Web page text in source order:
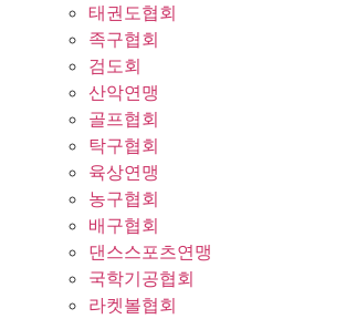
태권도협회
족구협회
검도회
산악연맹
골프협회
탁구협회
육상연맹
농구협회
배구협회
댄스스포츠연맹
국학기공협회
라켓볼협회